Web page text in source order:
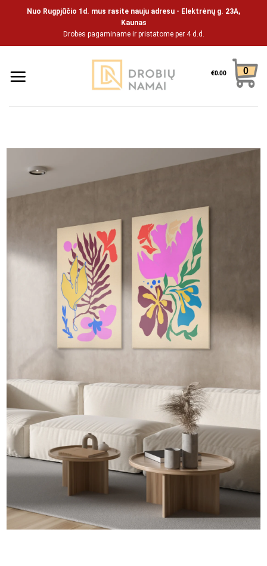
Nuo Rugpjūčio 1d. mus rasite nauju adresu - Elektrėnų g. 23A,
Kaunas
Drobes pagaminame ir pristatome per 4 d.d.
€0.00 0